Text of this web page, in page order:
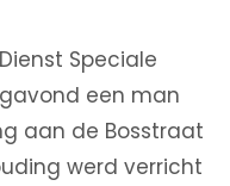
Speciale
een man
aan de Bosstraat
werd verricht